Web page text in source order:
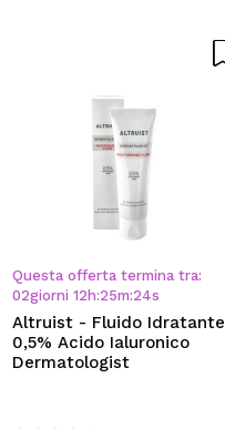
Questa offerta termina tra:
02giorni 12 h:25m:23s
Altruist - Fluido Idratante
0,5% Acido Ialuronico
Dermatologist